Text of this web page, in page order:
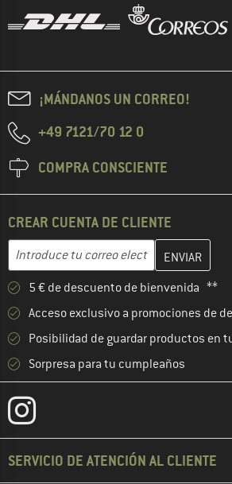
¡MÁNDANOS UN CORREO!
+49 7121/70 12 0
COMPRA CONSCIENTE
CREAR CUENTA DE CLIENTE
Dirección de correo electrónico
Introduce aquí tu dirección de correo
5 € de descuento de bienvenida **
Acceso exclusivo a promociones de
Posibilidad de guardar productos en
Sorpresa para tu cumpleaños
SERVICIO DE ATENCIÓN AL CLIENTE